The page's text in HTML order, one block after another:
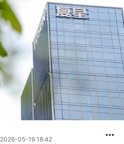
2026-05-19 18:42